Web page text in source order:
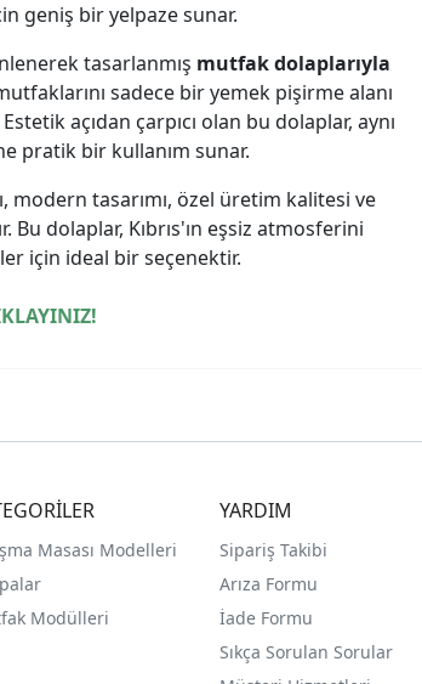
geniş bir yelpaze sunar.
tasarlanmış mutfak dolaplarıyla
sadece bir yemek pişirme alanı
açıdan çarpıcı olan bu dolaplar, aynı
pratik bir kullanım sunar.
modern tasarımı, özel üretim kalitesi ve
Bu dolaplar, Kıbrıs'ın eşsiz atmosferini
için ideal bir seçenektir.
Masası Modelleri
Modülleri
YARDIM
Sipariş Takibi
Arıza Formu
İade Formu
Sıkça Sorulan Sorular